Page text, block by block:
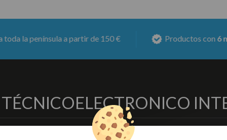
a partir de 150 € Productos con6 meses de
ELECTRONICO